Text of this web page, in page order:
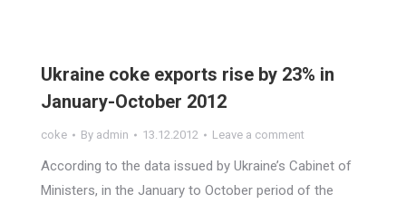
Ukraine coke exports rise by 23% in
January-October 2012
coke By admin 13.12.2012 Leave a comment
According to the data issued by Ukraine’s Cabinet of
Ministers, in the January to October period of the